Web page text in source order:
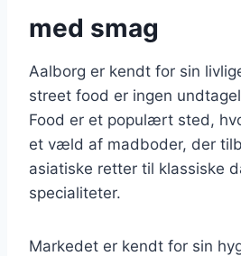
med smag
Aalborg er kendt for sin
street food er ingen
Food er et populært sted,
et væld af madboder, der
asiatiske retter til klassiske
specialiteter.
Markedet er kendt for sin